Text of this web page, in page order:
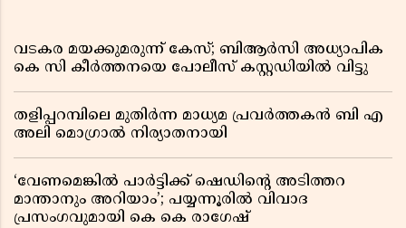
വടകര മയക്കുമരുന്ന് കേസ്; ബിആർസി അധ്യാപിക
കെ സി കീർത്തനയെ പോലീസ് കസ്റ്റഡിയിൽ വിട്ടു
തളിപ്പറമ്പിലെ മുതിർന്ന മാധ്യമ പ്രവർത്തകൻ ബി എ
അലി മൊഗ്രാൽ നിര്യാതനായി
‘വേണമെങ്കിൽ പാർട്ടിക്ക് ഷെഡിൻ്റെ അടിത്തറ
മാന്താനും അറിയാം’; പയ്യന്നൂരിൽ വിവാദ
പ്രസംഗവുമായി കെ കെ രാഗേഷ്